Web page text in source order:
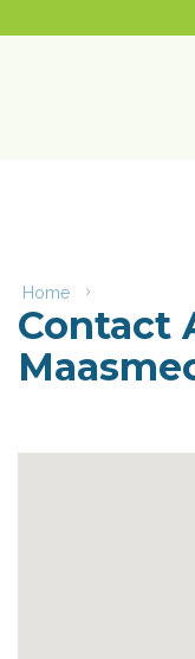
content
Home
Academie
Contact